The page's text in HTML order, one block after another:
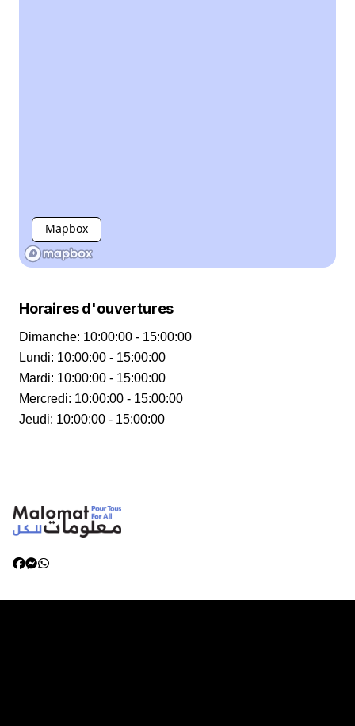
Mapbox
Horaires d'ouvertures
Dimanche: 10:00:00 - 15:00:00
Lundi: 10:00:00 - 15:00:00
Mardi: 10:00:00 - 15:00:00
Mercredi: 10:00:00 - 15:00:00
Jeudi: 10:00:00 - 15:00:00